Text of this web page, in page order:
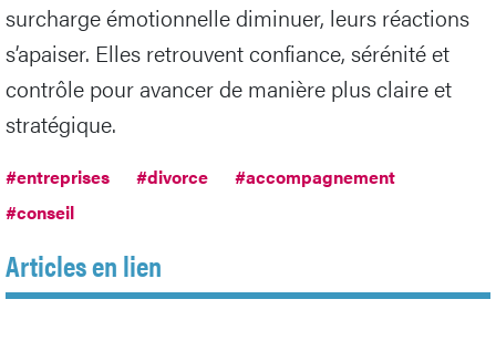
surcharge émotionnelle diminuer, leurs réactions
s’apaiser. Elles retrouvent confiance, sérénité et
contrôle pour avancer de manière plus claire et
stratégique.
#entreprises #divorce
#accompagnement
#conseil
Articles en lien